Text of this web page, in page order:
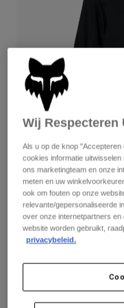
Broeken
Korte broeken
Jassen
Handschoenen
Beschermingen
Brillen
Sokken
Accessoires
Broeken
Handschoenen
Jassen
Protections
Brillen
Sokken
Tassen &
Alles bekijken
Women
T-Shirts & Tops
Hoodies en truien
Jassen
Leggings & Broeken
Shirts
Alles bekijken
Youth
Socks
Alles bekijken
Moto
Helmen
Shirts
Pants
Boots
Brillen
Tienershirt
mouw
31074-
Wij Respecteren
Als u op de knop
cookies informatie
ons marketingteam en onze
meten en uw
ook om fouten op onze
relevante/gepersonaliseerde
over onze internetpartners
website worden gebruikt,
privacybeleid.